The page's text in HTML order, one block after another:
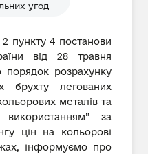
угод
пункту 4 постанови
від 28 травня
розрахунку
брухту легованих
металів та
за
цін на кольорові
інформуємо про